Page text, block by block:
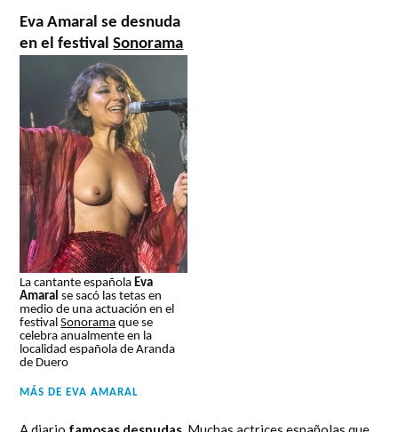
Eva Amaral se desnuda
en el festivalSonorama
La cantante española Eva
Amaral se sacó las tetas en
medio de una actuación en el
festivalSonorama que se
celebra anualmente en la
localidad española de Aranda
de Duero
MÁS DE EVA AMARAL